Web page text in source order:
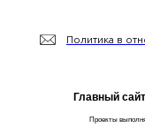
Политика в
Проекты
Главный сайт